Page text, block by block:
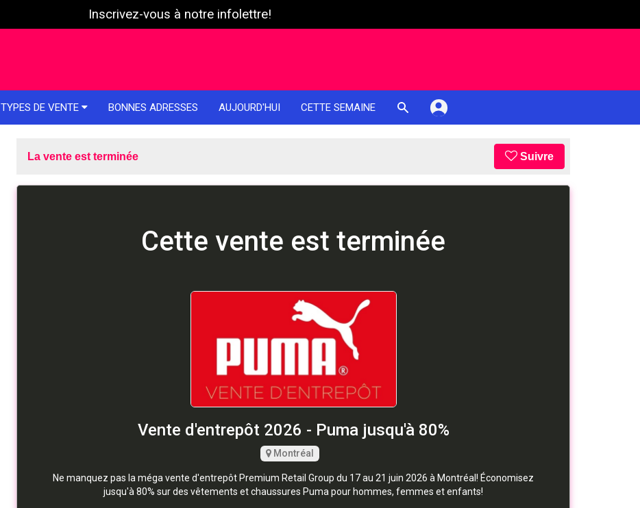
Inscrivez-vous à notre infolettre!
TYPES DE VENTE BONNES ADRESSES AUJOURD'HUI CETTE SEMAINE
La vente est terminée Suivre
Cette vente est terminée
Vente d'entrepôt 2026 - Puma jusqu'à 80%
Montréal
Ne manquez pas la méga vente d'entrepôt Premium Retail Group du 17 au 21 juin 2026 à Montréal! Économisez
jusqu'à 80% sur des vêtements et chaussures Puma pour hommes, femmes et enfants!